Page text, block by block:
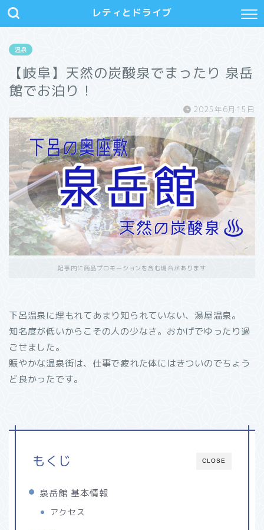
レティとドライブ
温泉
【岐阜】天然の炭酸泉でまったり 泉岳
館でお泊り！
2025年6月15日
記事内に商品プロモーションを含む場合があります
下呂温泉に埋もれてあまり知られていない、湯屋温泉。
知名度が低いからこその人の少なさ。おかげでゆったり過
ごせました。
賑やかな温泉街は、仕事で疲れた体にはきついのでちょう
ど良かったです。
CLOSE
もくじ
泉岳館 基本情報
アクセス